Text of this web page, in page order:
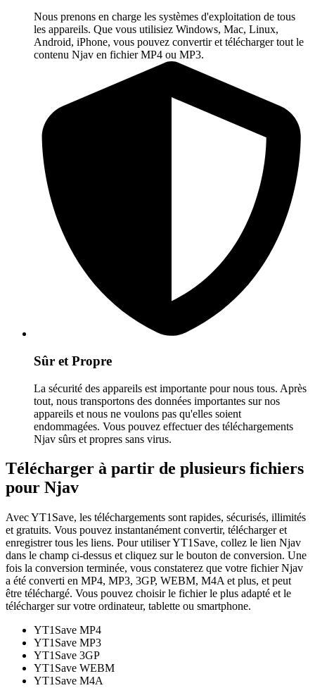
Nous prenons en charge les systèmes d'exploitation de tous
les appareils. Que vous utilisiez Windows, Mac, Linux,
Android, iPhone, vous pouvez convertir et télécharger tout le
contenu Njav en fichier MP4 ou MP3.
Sûr et Propre
La sécurité des appareils est importante pour nous tous. Après
tout, nous transportons des données importantes sur nos
appareils et nous ne voulons pas qu'elles soient
endommagées. Vous pouvez effectuer des téléchargements
Njav sûrs et propres sans virus.
Télécharger à partir de plusieurs fichiers
pour Njav
Avec YT1Save, les téléchargements sont rapides, sécurisés, illimités
et gratuits. Vous pouvez instantanément convertir, télécharger et
enregistrer tous les liens. Pour utiliser YT1Save, collez le lien Njav
dans le champ ci-dessus et cliquez sur le bouton de conversion. Une
fois la conversion terminée, vous constaterez que votre fichier Njav
a été converti en MP4, MP3, 3GP, WEBM, M4A et plus, et peut
être téléchargé. Vous pouvez choisir le fichier le plus adapté et le
télécharger sur votre ordinateur, tablette ou smartphone.
YT1Save MP4
YT1Save MP3
YT1Save 3GP
YT1Save WEBM
YT1Save M4A